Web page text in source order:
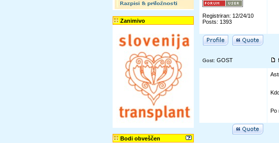
Zanimivo
Bodi obveščen
Registriran: 12/24/10
Posts: 1393
Gost: GOST
Po